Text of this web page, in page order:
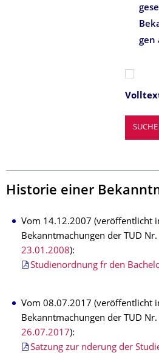
gen
Historie einer
Vom 14.12.2007 (veröffentlicht
Bekanntmachungen der TUD Nr.
23.01.2008):
Studienordnung fr den
Vom 08.07.2017 (veröffentlicht
Bekanntmachungen der TUD Nr.
26.07.2017):
Satzung zur nderung der